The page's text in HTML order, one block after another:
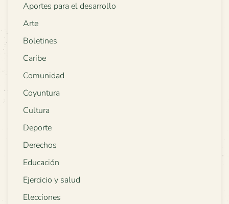
Aportes para el desarrollo
Arte
Boletines
Caribe
Comunidad
Coyuntura
Cultura
Deporte
Derechos
Educación
Ejercicio y salud
Elecciones